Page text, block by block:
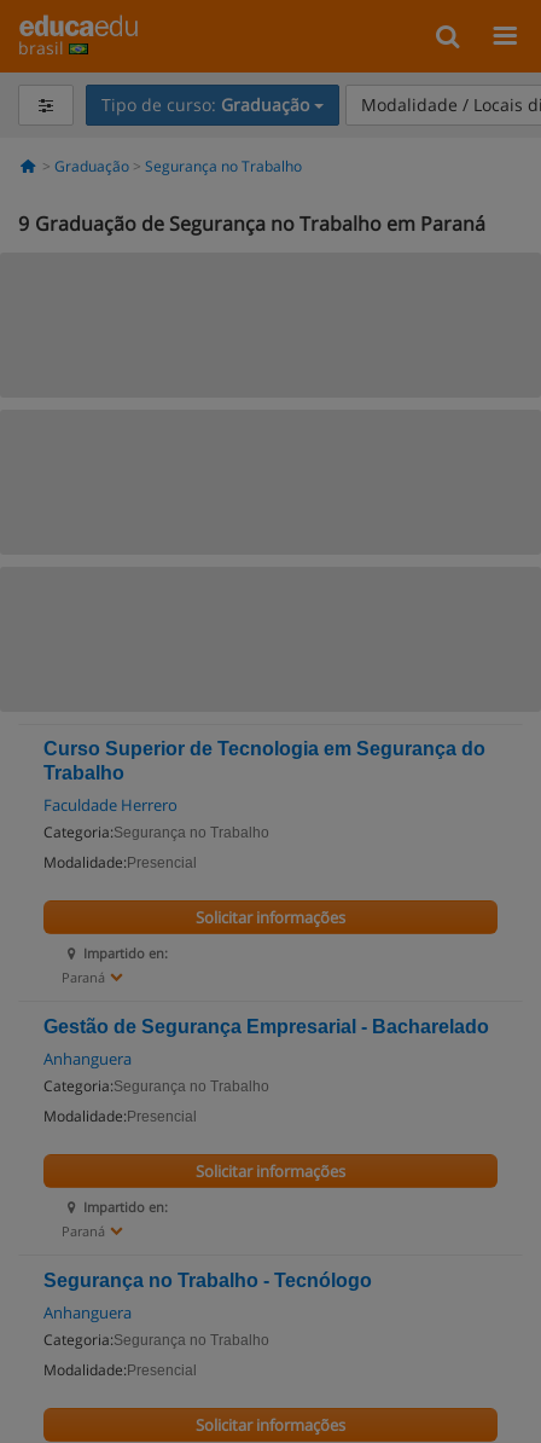
brasil
Tipo de curso: Graduação Modalidade / Locais
Graduação Segurança no Trabalho
9 Graduação de Segurança no Trabalho em Paraná
Curso Superior de Tecnologia em Segurança do
Trabalho
Faculdade Herrero
Categoria:Segurança no Trabalho
Modalidade: Presencial
Impartido en:
Paraná
Solicitar informações
Gestão de Segurança Empresarial - Bacharelado
Anhanguera
Categoria:Segurança no Trabalho
Modalidade: Presencial
Impartido en:
Paraná
Solicitar informações
Segurança no Trabalho - Tecnólogo
Anhanguera
Categoria:Segurança no Trabalho
Modalidade: Presencial
Solicitar informações